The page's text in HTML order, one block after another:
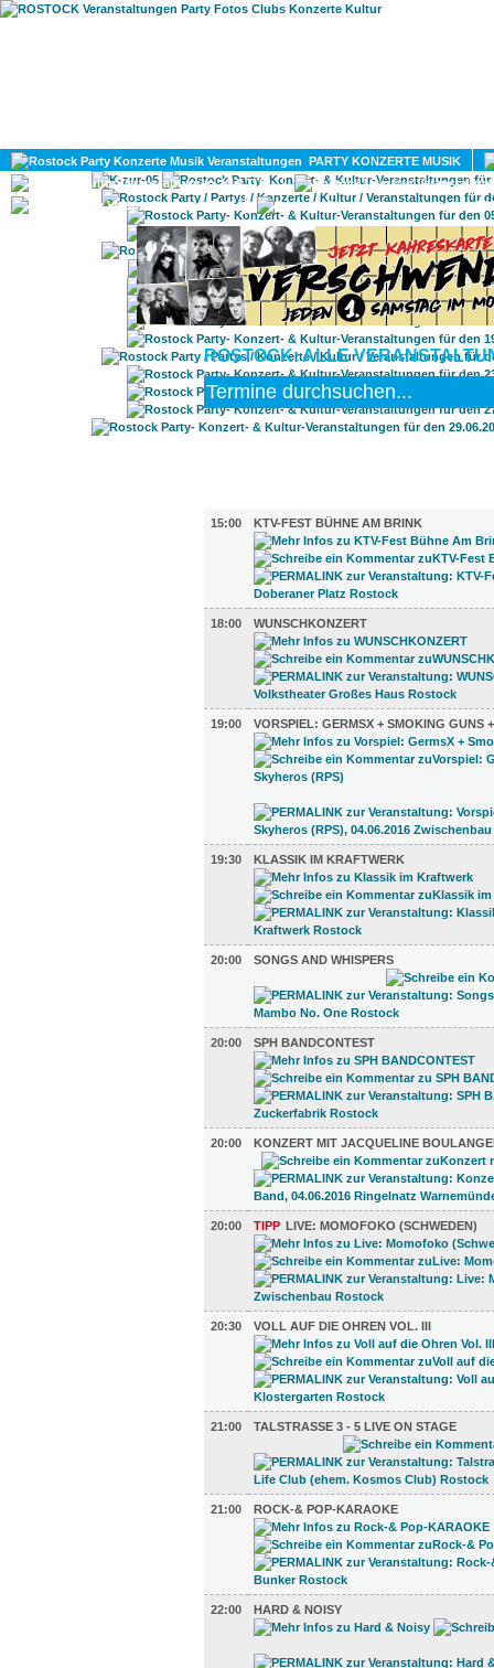
PARTY KONZERTE MUSIK
KULTUR
GAY
ROSTOCK: ALLE
15:00
KTV-FEST BÜHNE AM BRINK
18:00 WUNSCHKONZERT
19:00 VORSPIEL: GERMSX + SMOKING GUNS
19:30 KLASSIK IM KRAFTWERK
20:00 SONGS AND WHISPERS
20:00 SPH BANDCONTEST
20:00 KONZERT MIT JACQUELINE
20:00 TIPP LIVE: MOMOFOKO (SCHWEDEN)
20:30 VOLL AUF DIE OHREN VOL. III
21:00 TALSTRASSE 3 - 5 LIVE ON STAGE
21:00 ROCK-& POP-KARAOKE
22:00 HARD & NOISY